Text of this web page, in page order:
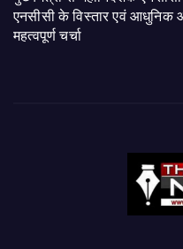
एनसीसी के विस्तार एवं आधुनिक
महत्वपूर्ण चर्चा